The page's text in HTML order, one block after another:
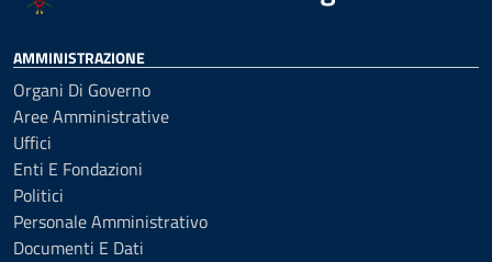
AMMINISTRAZIONE
Organi Di Governo
Aree Amministrative
Uffici
Enti E Fondazioni
Politici
Personale Amministrativo
Documenti E Dati